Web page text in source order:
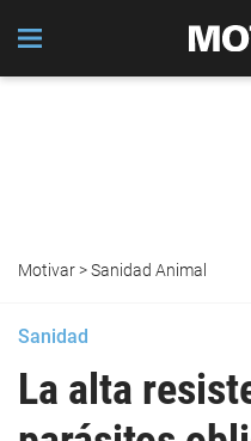
Motivar>Sanidad Animal
Sanidad
La alta